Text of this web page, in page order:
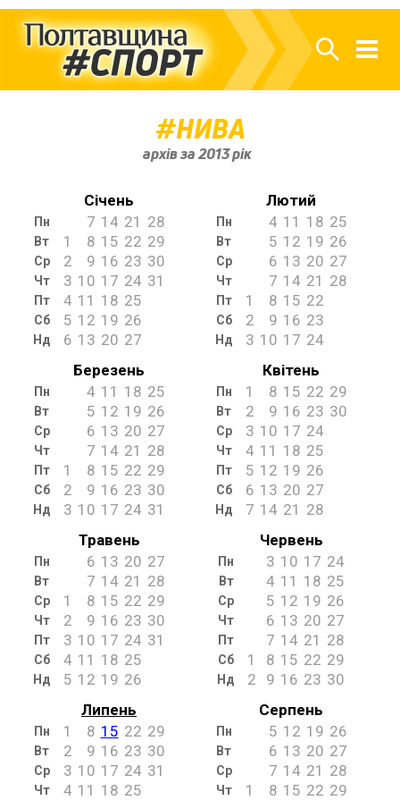
НИВА
архів за 2013 рік
Січень
Пн 7 14 21 28
Вт 1 8 15 22 29
Ср 2 9 16 23 30
Чт 3 10 17 24 31
Пт 4 11 18 25
Сб 5 12 19 26
Нд 6 13 20 27
Лютий
Пн 4 11 18 25
Вт 5 12 19 26
Ср 6 13 20 27
Чт 7 14 21 28
Пт 1 8 15 22
Сб 2 9 16 23
Нд 3 10 17 24
Березень
Пн 4 11 18 25
Вт 5 12 19 26
Ср 6 13 20 27
Чт 7 14 21 28
Пт 1 8 15 22 29
Сб 2 9 16 23 30
Нд 3 10 17 24 31
Квітень
Пн 1 8 15 22 29
Вт 2 9 16 23 30
Ср 3 10 17 24
Чт 4 11 18 25
Пт 5 12 19 26
Сб 6 13 20 27
Нд 7 14 21 28
Травень
Пн 6 13 20 27
Вт 7 14 21 28
Ср 1 8 15 22 29
Чт 2 9 16 23 30
Пт 3 10 17 24 31
Сб 4 11 18 25
Нд 5 12 19 26
Червень
Пн 3 10 17 24
Вт 4 11 18 25
Ср 5 12 19 26
Чт 6 13 20 27
Пт 7 14 21 28
Сб 1 8 15 22 29
Нд 2 9 16 23 30
Липень
Пн 1 8 15 22 29
Вт 2 9 16 23 30
Ср 3 10 17 24 31
Чт 4 11 18 25
Серпень
Пн 5 12 19 26
Вт 6 13 20 27
Ср 7 14 21 28
Чт 1 8 15 22 29